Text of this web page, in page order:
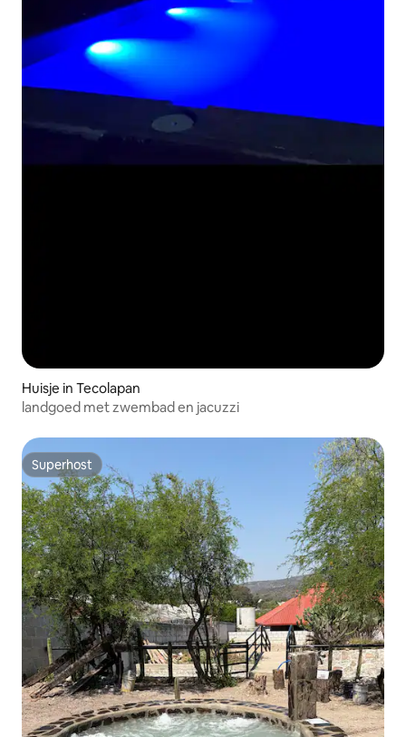
Huisje in Tecolapan
landgoed met zwembad en jacuzzi
Superhost
Superhost